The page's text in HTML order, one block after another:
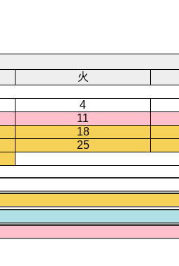
火
4
11
18
25